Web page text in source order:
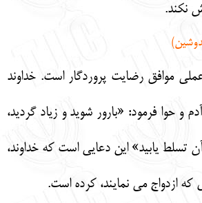
نكند.
موافق رضايت پروردگار است. خداوند
و حوا فرمود: «بارور شويد و زياد گرديد،
تسلط يابيد» اين دعايي است كه خداوند،
كه ازدواج مي نمايند، كرده است.